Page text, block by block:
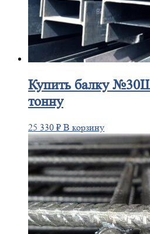
Купитьбалку
тонну
25 330 ₽ В корзину